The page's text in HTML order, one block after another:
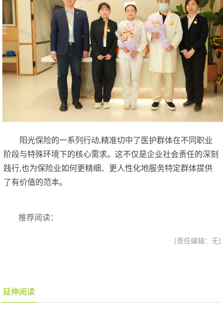
阳光保险的一系列行动,精准切中了医护群体在不同职业
阶段与特殊环境下的核心需求。这不仅是企业社会责任的深刻
践行,也为保险业如何更精细、更人性化地服务特定群体提供
了有价值的范本。
推荐阅读：
[责任编辑：无]
延伸阅读